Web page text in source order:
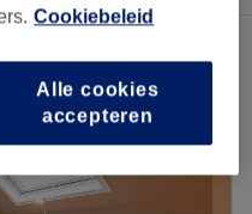
Cookiebeleid
Alle cookies
accepteren